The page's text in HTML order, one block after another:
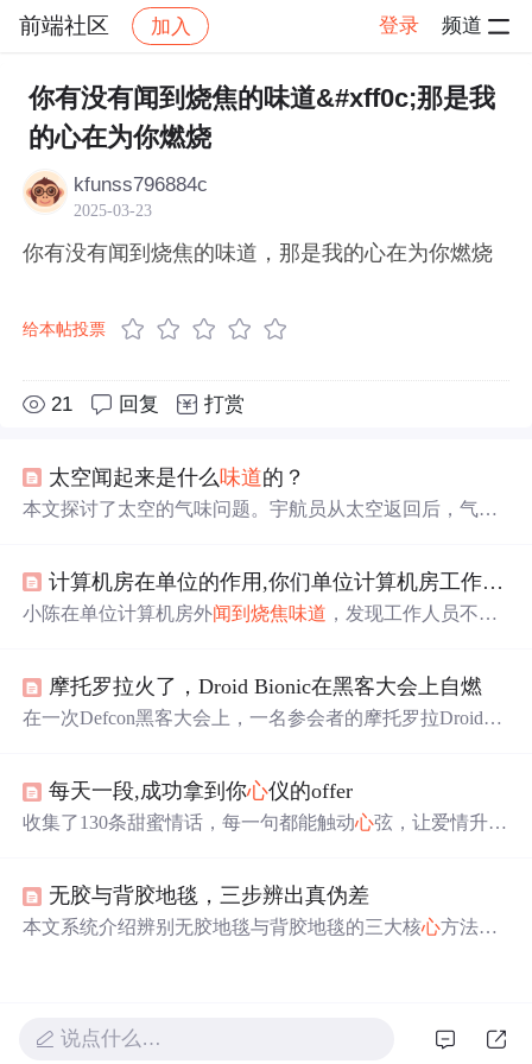
前端社区 加入 登录 频道
社区 前端社区 感慨 帖子详情
你有没有闻到烧焦的味道&#xff0c;那是我
的心在为你燃烧
kfunss796884c
2025-03-23
你有没有闻到烧焦的味道，那是我的心在为你燃烧
给本帖投票
21 回复 打赏
太空闻起来是什么味道的？
本文探讨了太空的气味问题。宇航员从太空返回后，气闸
阳系外因化合物和元素不同，可能有不同气味。
计算机房在单位的作用,你们单位计算机房工作人员临时不在，单位人事部小陈，路过计算机房闻...
小陈在单位计算机房外闻到烧焦味道 ，发现工作人员不
疏散人员和报警。火灾控制后，他协助记录损失，编写报
告，提议加强安全管理和培训，以防止类似事件再次发
摩托罗拉火了，Droid Bionic在黑客大会上自燃
在一次Defcon黑客大会上，一名参会者的摩托罗拉DroidBi
其取出。目前起火原因未知。
每天一段,成功拿到你心仪的offer
收集了130条甜蜜情话，每一句都能触动心弦，让爱情升
无胶与背胶地毯，三步辨出真伪差
本文系统介绍辨别无胶地毯与背胶地毯的三大核心方法：
调无胶地毯采用物理织造工艺，无化学胶粘剂，具备零甲
醛、适配地暖、不伤地板等特性，适用于母婴及敏感人
说点什么…